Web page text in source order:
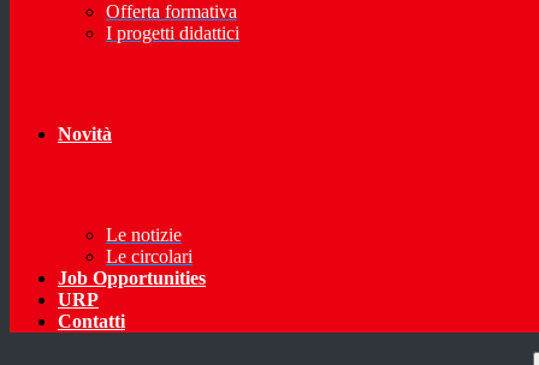
Offerta formativa
I progetti didattici
Novità
Le notizie
Le circolari
Job Opportunities
URP
Contatti